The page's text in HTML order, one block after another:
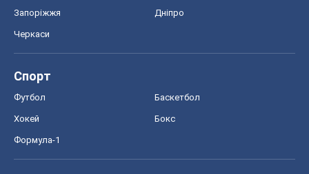
Запоріжжя Дніпро
Черкаси
Спорт
Футбол Баскетбол
Хокей Бокс
Формула-1